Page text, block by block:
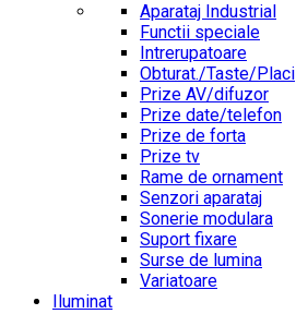
Aparataj Industrial
Functii speciale
Intrerupatoare
Obturat./Taste/Placi
Prize AV/difuzor
Prize date/telefon
Prize de forta
Prize tv
Rame de ornament
Senzori aparataj
Sonerie modulara
Suport fixare
Surse de lumina
Variatoare
Iluminat